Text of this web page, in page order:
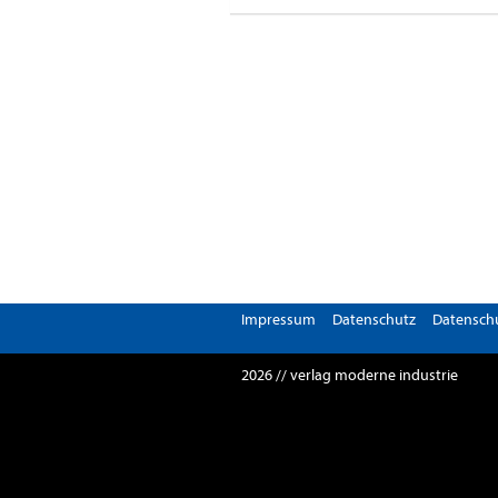
Impressum Datenschutz
2026 // verlag moderne industrie